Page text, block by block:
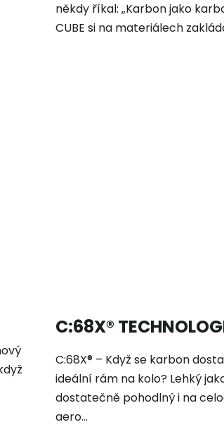
někdy říkal: „Karbon jako
CUBE si na materiálech
C:68X®
C:68X® – Když se karbon
ideální rám na kolo? Lehký
dostatečně pohodlný i na
aero...